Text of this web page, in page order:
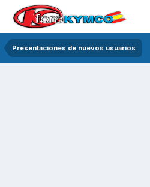
Presentaciones de nuevos usuarios